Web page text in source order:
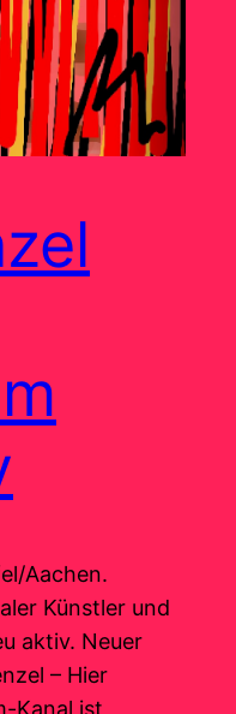
Aachen.
Künstler und
aktiv. Neuer
– Hier
Kanal ist